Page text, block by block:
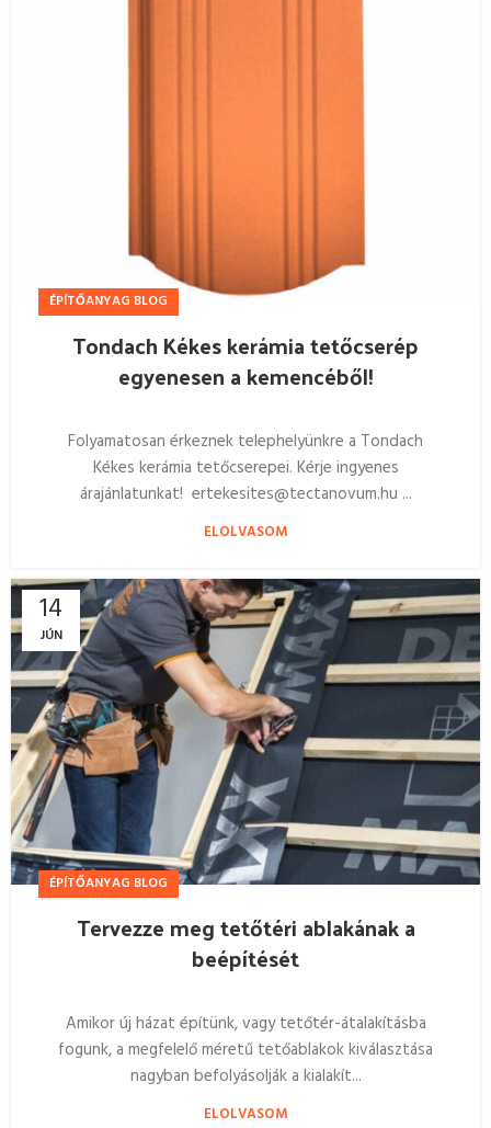
ÉPÍTŐANYAG BLOG
Tondach Kékes kerámia tetőcserép
egyenesen a kemencéből!
Folyamatosan érkeznek telephelyünkre a Tondach
Kékes kerámia tetőcserepei. Kérje ingyenes
árajánlatunkat! ertekesites@tectanovum.hu ...
ELOLVASOM
14
JÚN
ÉPÍTŐANYAG BLOG
Tervezze meg tetőtéri ablakának a
beépítését
Amikor új házat építünk, vagy tetőtér-átalakításba
fogunk, a megfelelő méretű tetőablakok kiválasztása
nagyban befolyásolják a kialakít...
ELOLVASOM